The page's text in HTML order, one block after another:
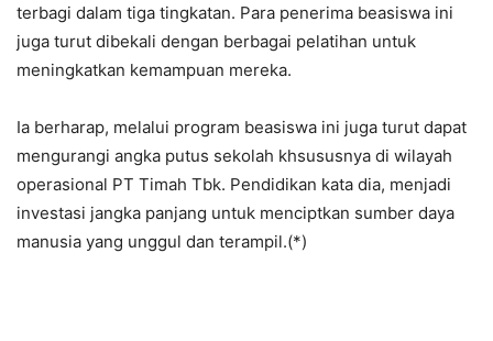
terbagi dalam tiga tingkatan. Para penerima beasiswa ini
juga turut dibekali dengan berbagai pelatihan untuk
meningkatkan kemampuan mereka.
Ia berharap, melalui program beasiswa ini juga turut dapat
mengurangi angka putus sekolah khsususnya di wilayah
operasional PT Timah Tbk. Pendidikan kata dia, menjadi
investasi jangka panjang untuk menciptkan sumber daya
manusia yang unggul dan terampil.(*)